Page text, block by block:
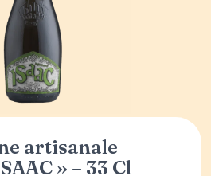
artisanale
» – 33 Cl